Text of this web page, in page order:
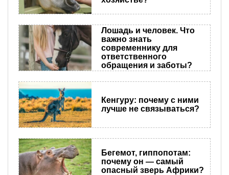
Лошадь и человек. Что
важно знать
современнику для
ответственного
обращения и заботы?
Кенгуру: почему с ними
лучше не связываться?
Бегемот, гиппопотам:
почему он — самый
опасный зверь Африки?